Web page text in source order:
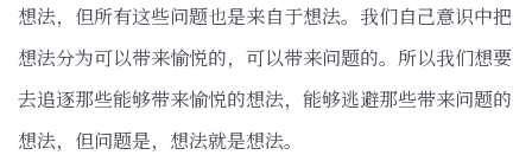
想法，但所有这些问题也是来自于想法。我们自己意识中把
想法分为可以带来愉悦的，可以带来问题的。所以我们想要
去追逐那些能够带来愉悦的想法，能够逃避那些带来问题的
想法，但问题是，想法就是想法。